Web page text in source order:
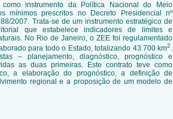
como instrumento da Política Nacional do Meio
mínimos prescritos no Decreto Presidencial nº
2007. Trata-se de um instrumento estratégico de
que estabelece indicadores de limites e
No Rio de Janeiro, o ZEE foi regulamentado
para todo o Estado, totalizando 43.700 km2.
– planejamento, diagnóstico, prognóstico e
as duas primeiras. Este contrato teve como
a elaboração do prognóstico, a definição de
regional e a proposição de um modelo de